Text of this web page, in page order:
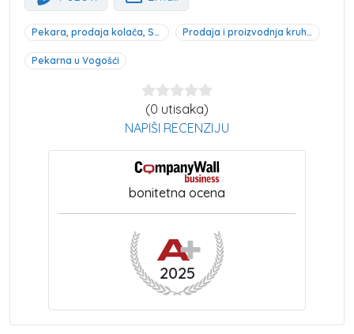
Pekara, prodaja kolača, Sarajevo Prodaja i proizvodnja kruha i peciva, Sarajevo
Pekarna u Vogošći
(0 utisaka)
NAPIŠI RECENZIJU
bonitetna ocena
2025